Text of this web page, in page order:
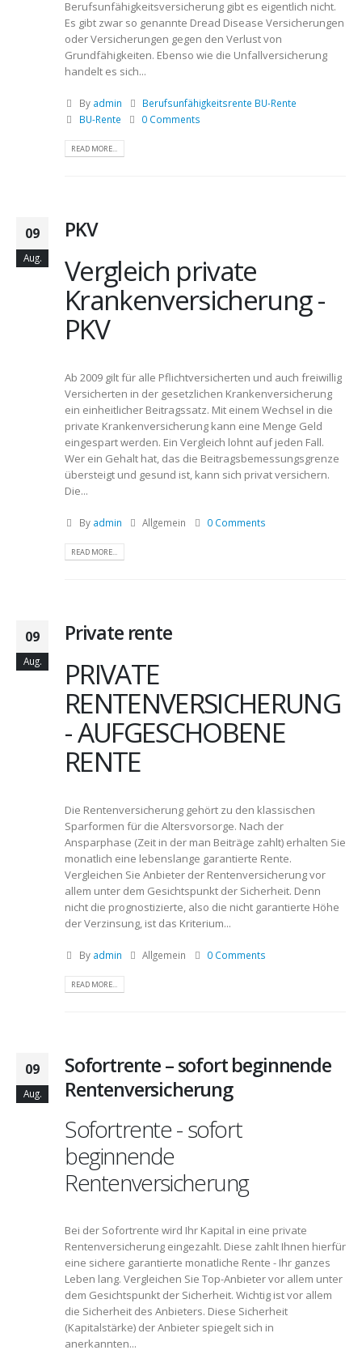
Berufsunfähigkeitsversicherung gibt es eigentlich nicht.
Es gibt zwar so genannte Dread Disease Versicherungen
oder Versicherungen gegen den Verlust von
Grundfähigkeiten. Ebenso wie die Unfallversicherung
handelt es sich...
By admin
Berufsunfähigkeitsrente BU-Rente
BU-Rente
0 Comments
READ MORE...
09
Aug.
PKV
Vergleich private
Krankenversicherung -
PKV
Ab 2009 gilt für alle Pflichtversicherten und auch freiwillig
Versicherten in der gesetzlichen Krankenversicherung
ein einheitlicher Beitragssatz. Mit einem Wechsel in die
private Krankenversicherung kann eine Menge Geld
eingespart werden. Ein Vergleich lohnt auf jeden Fall.
Wer ein Gehalt hat, das die Beitragsbemessungsgrenze
übersteigt und gesund ist, kann sich privat versichern.
Die...
By admin Allgemein 0 Comments
READ MORE...
09
Aug.
Private rente
PRIVATE
RENTENVERSICHERUNG
- AUFGESCHOBENE
RENTE
Die Rentenversicherung gehört zu den klassischen
Sparformen für die Altersvorsorge. Nach der
Ansparphase (Zeit in der man Beiträge zahlt) erhalten Sie
monatlich eine lebenslange garantierte Rente.
Vergleichen Sie Anbieter der Rentenversicherung vor
allem unter dem Gesichtspunkt der Sicherheit. Denn
nicht die prognostizierte, also die nicht garantierte Höhe
der Verzinsung, ist das Kriterium...
By admin Allgemein 0 Comments
READ MORE...
09
Aug.
Sofortrente – sofort beginnende
Rentenversicherung
Sofortrente - sofort
beginnende
Rentenversicherung
Bei der Sofortrente wird Ihr Kapital in eine private
Rentenversicherung eingezahlt. Diese zahlt Ihnen hierfür
eine sichere garantierte monatliche Rente - Ihr ganzes
Leben lang. Vergleichen Sie Top-Anbieter vor allem unter
dem Gesichtspunkt der Sicherheit. Wichtig ist vor allem
die Sicherheit des Anbieters. Diese Sicherheit
(Kapitalstärke) der Anbieter spiegelt sich in
anerkannten...